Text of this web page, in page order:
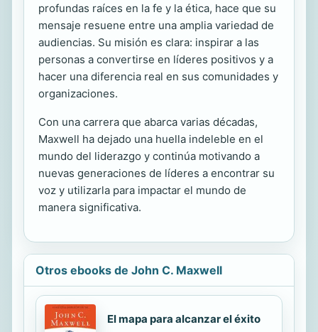
profundas raíces en la fe y la ética, hace que su
mensaje resuene entre una amplia variedad de
audiencias. Su misión es clara: inspirar a las
personas a convertirse en líderes positivos y a
hacer una diferencia real en sus comunidades y
organizaciones.
Con una carrera que abarca varias décadas,
Maxwell ha dejado una huella indeleble en el
mundo del liderazgo y continúa motivando a
nuevas generaciones de líderes a encontrar su
voz y utilizarla para impactar el mundo de
manera significativa.
Otros ebooks de John C. Maxwell
El mapa para alcanzar el éxito